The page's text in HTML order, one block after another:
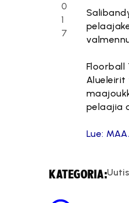
0
1
7
Floorball
Alueleirit
pelaajia
Lue:
KATEGORIA: